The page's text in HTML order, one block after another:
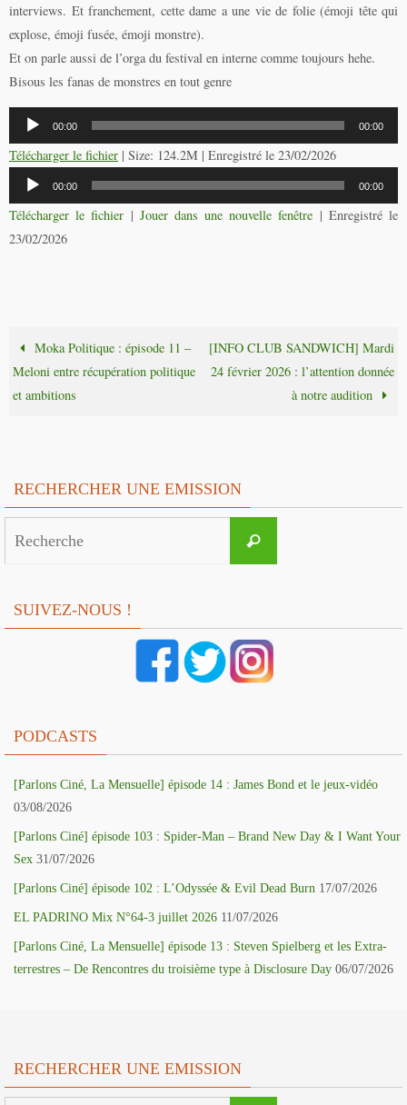
interviews. Et franchement, cette dame a une vie de folie (émoji tête qui
explose, émoji fusée, émoji monstre).
Et on parle aussi de l’orga du festival en interne comme toujours hehe.
Bisous les fanas de monstres en tout genre
Lecteur
audio
00:00 00:00
Télécharger le fichier | Size: 124.2M | Enregistré le 23/02/2026
Lecteur
audio
00:00 00:00
Télécharger le fichier | Jouer dans une nouvelle fenêtre | Enregistré le
23/02/2026
Moka Politique : épisode 11 –
Meloni entre récupération politique
et ambitions
[INFO CLUB SANDWICH] Mardi
24 février 2026 : l’attention donnée
à notre audition
RECHERCHER UNE EMISSION
Recherche
SUIVEZ-NOUS !
PODCASTS
[Parlons Ciné, La Mensuelle] épisode 14 : James Bond et le jeux-vidéo
03/08/2026
[Parlons Ciné] épisode 103 : Spider-Man – Brand New Day & I Want Your
Sex 31/07/2026
[Parlons Ciné] épisode 102 : L’Odyssée & Evil Dead Burn 17/07/2026
EL PADRINO Mix N°64-3 juillet 2026 11/07/2026
[Parlons Ciné, La Mensuelle] épisode 13 : Steven Spielberg et les Extra-
terrestres – De Rencontres du troisième type à Disclosure Day 06/07/2026
RECHERCHER UNE EMISSION